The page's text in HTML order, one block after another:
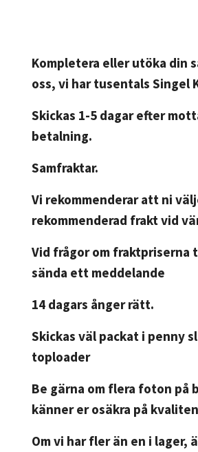
Kompletera eller utöka din
oss, vi har tusentals Singel
Skickas 1-5 dagar efter
betalning.
Samfraktar.
Vi rekommenderar att ni
rekommenderad frakt vid
Vid frågor om fraktpriserna
sända ett meddelande
14 dagars ånger rätt.
Skickas väl packat i penny
toploader
Be gärna om flera foton på
känner er osäkra på
Om vi har fler än en i lager,